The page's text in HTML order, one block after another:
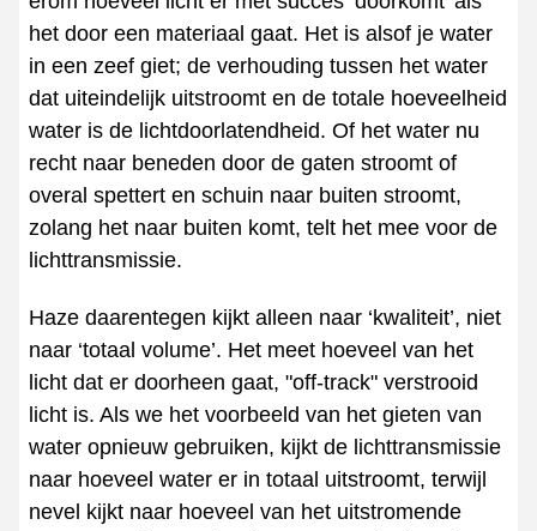
het door een materiaal gaat. Het is alsof je water
in een zeef giet; de verhouding tussen het water
dat uiteindelijk uitstroomt en de totale hoeveelheid
water is de lichtdoorlatendheid. Of het water nu
recht naar beneden door de gaten stroomt of
overal spettert en schuin naar buiten stroomt,
zolang het naar buiten komt, telt het mee voor de
lichttransmissie.
Haze daarentegen kijkt alleen naar ‘kwaliteit’, niet
naar ‘totaal volume’. Het meet hoeveel van het
licht dat er doorheen gaat, "off-track" verstrooid
licht is. Als we het voorbeeld van het gieten van
water opnieuw gebruiken, kijkt de lichttransmissie
naar hoeveel water er in totaal uitstroomt, terwijl
nevel kijkt naar hoeveel van het uitstromende